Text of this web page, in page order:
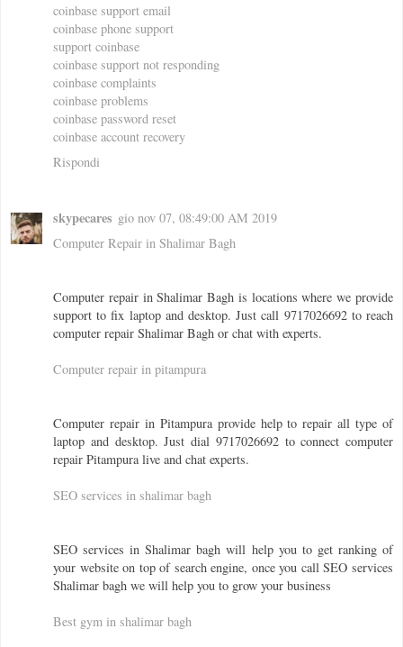
coinbase support email
coinbase phone support
support coinbase
coinbase support not responding
coinbase complaints
coinbase problems
coinbase password reset
coinbase account recovery
Rispondi
skypecares gio nov 07, 08:49:00 AM 2019
Computer Repair in Shalimar Bagh
Computer repair in Shalimar Bagh is locations where we provide
support to fix laptop and desktop. Just call 9717026692 to reach
computer repair Shalimar Bagh or chat with experts.
Computer repair in pitampura
Computer repair in Pitampura provide help to repair all type of
laptop and desktop. Just dial 9717026692 to connect computer
repair Pitampura live and chat experts.
SEO services in shalimar bagh
SEO services in Shalimar bagh will help you to get ranking of
your website on top of search engine, once you call SEO services
Shalimar bagh we will help you to grow your business
Best gym in shalimar bagh